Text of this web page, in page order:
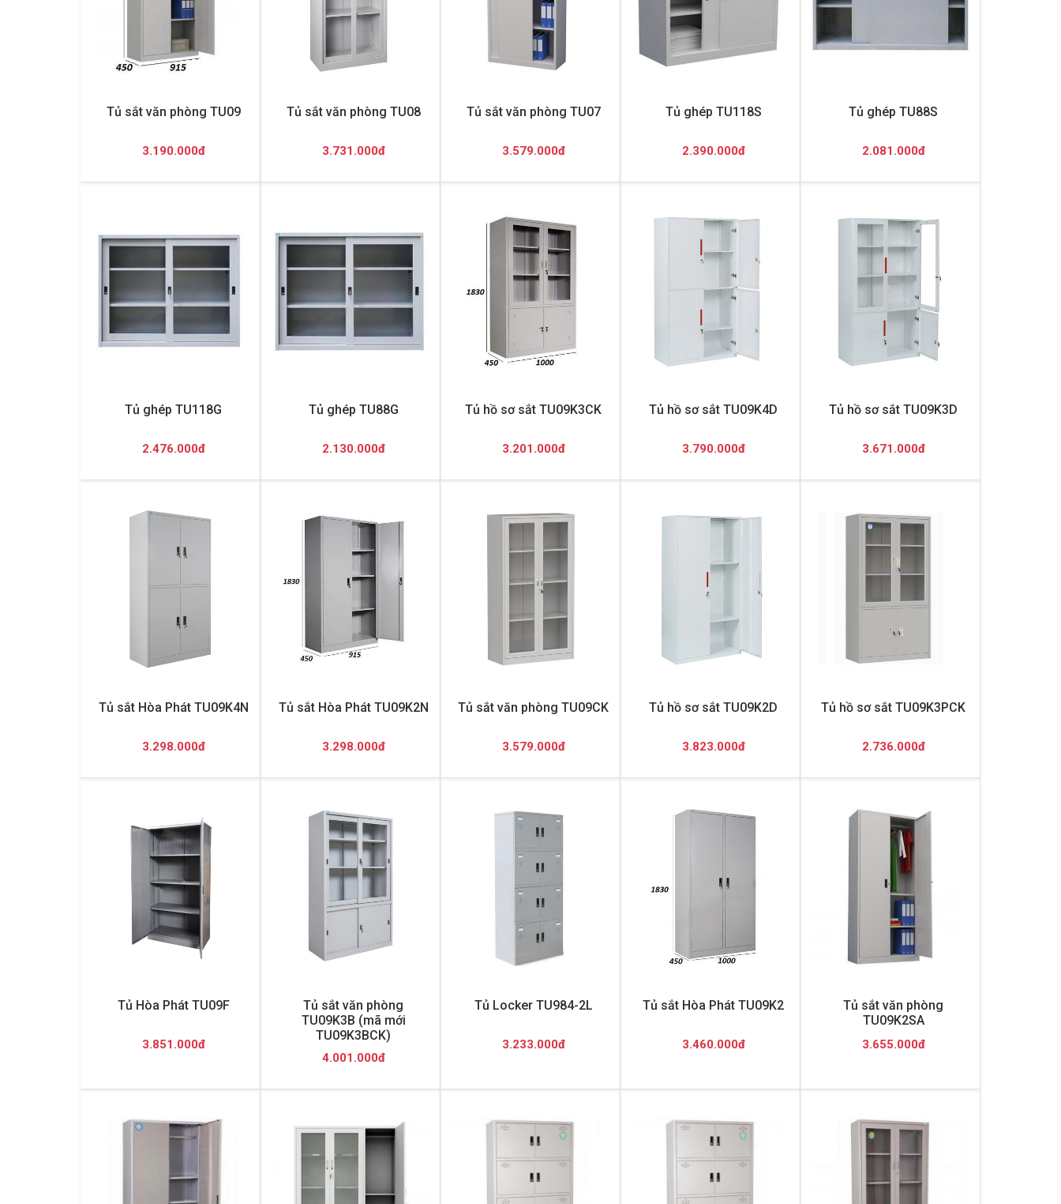
Tủ sắt văn phòng TU09
3.190.000đ
Tủ sắt văn phòng TU08
3.731.000đ
Tủ sắt văn phòng TU07
3.579.000đ
Tủ ghép TU118S
2.390.000đ
Tủ ghép TU88S
2.081.000đ
Tủ ghép TU118G
2.476.000đ
Tủ ghép TU88G
2.130.000đ
Tủ hồ sơ sắt TU09K3CK
3.201.000đ
Tủ hồ sơ sắt TU09K4D
3.790.000đ
Tủ hồ sơ sắt TU09K3D
3.671.000đ
Tủ sắt Hòa Phát TU09K4N
3.298.000đ
Tủ sắt Hòa Phát TU09K2N
3.298.000đ
Tủ sắt văn phòng TU09CK
3.579.000đ
Tủ hồ sơ sắt TU09K2D
3.823.000đ
Tủ hồ sơ sắt TU09K3PCK
2.736.000đ
Tủ Hòa Phát TU09F
3.851.000đ
Tủ sắt văn phòng
TU09K3B (mã mới
TU09K3BCK)
4.001.000đ
Tủ Locker TU984-2L
3.233.000đ
Tủ sắt Hòa Phát TU09K2
3.460.000đ
Tủ sắt văn phòng
TU09K2SA
3.655.000đ